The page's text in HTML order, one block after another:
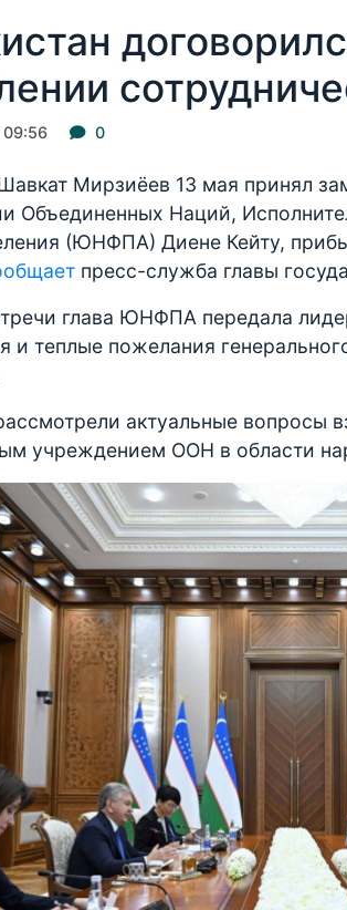
09:56 0
Мирзиёев 13 мая принял
Объединенных Наций,
(ЮНФПА) Диене Кейту,
пресс-служба главы
глава ЮНФПА передала
и теплые пожелания
актуальные вопросы
учреждением ООН в области